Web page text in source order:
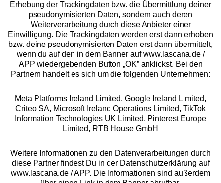
Über uns
Rechtliches
Alle Preise inkl. MwSt., zzgl.
Versandkosten
** Bonität vorausgesetzt, berechtigt zur Bonitätsprüfung
Erhebung der Trackingdaten bzw. die Übermittlung deiner
pseudonymisierten Daten, sondern auch deren
Weiterverarbeitung durch diese Anbieter einer
Einwilligung. Die Trackingdaten werden erst dann erhoben
bzw. deine pseudonymisierten Daten erst dann übermittelt,
wenn du auf den in dem Banner auf www.lascana.de /
APP wiedergebenden Button „OK” anklickst. Bei den
Partnern handelt es sich um die folgenden Unternehmen:
Meta Platforms Ireland Limited, Google Ireland Limited,
Criteo SA, Microsoft Ireland Operations Limited, TikTok
Information Technologies UK Limited, Pinterest Europe
Limited, RTB House GmbH
Weitere Informationen zu den Datenverarbeitungen durch
diese Partner findest Du in der Datenschutzerklärung auf
www.lascana.de / APP. Die Informationen sind außerdem